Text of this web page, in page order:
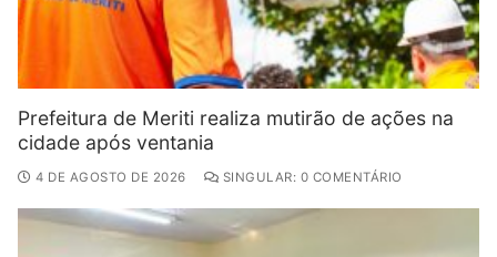
Prefeitura de Meriti realiza mutirão de ações na
cidade após ventania
4 DE AGOSTO DE 2026 SINGULAR: 0 COMENTÁRIO